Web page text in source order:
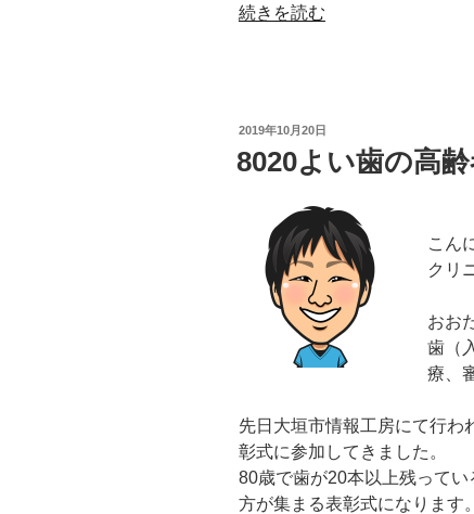
“骨
で
続きを読む
投
日:
2019年10月20日
8020よい歯の高
こん
クリ
おお
歯（
療、
先日大垣市情報工房にて行わ
彰式に参加してきました。
80歳で歯が20本以上残って
方が集まる表彰式になります。